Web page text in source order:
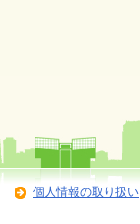
る
ご個人情報の取り扱い